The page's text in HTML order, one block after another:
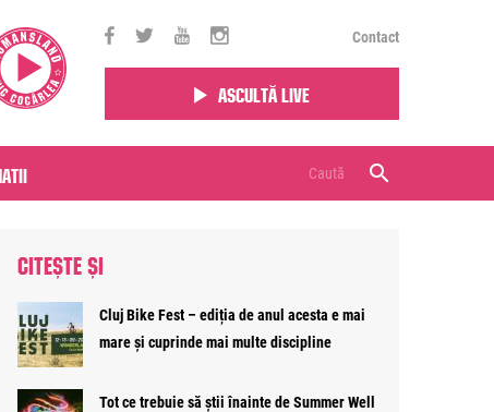
Contact
Ascultă live
CITEȘTE ȘI
Cluj Bike Fest – ediția de anul acesta e mai
mare și cuprinde mai multe discipline
Tot ce trebuie să știi înainte de Summer Well